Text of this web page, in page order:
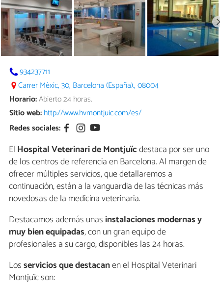
934237711
Carrer Mèxic, 30, Barcelona (España)., 08004
Horario:Abierto 24 horas.
Sitio web:http://www.hvmontjuic.com/es/
Redes sociales:
El Hospital Veterinari de Montjuïcdestaca por ser uno
de los centros de referencia en Barcelona. Al margen de
ofrecer múltiples servicios, que detallaremos a
continuación, están a la vanguardia de las técnicas más
novedosas de la medicina veterinaria.
Destacamos además unas instalaciones modernas y
muy bien equipadas, con un gran equipo de
profesionales a su cargo, disponibles las 24 horas.
Losservicios que destacanen el Hospital Veterinari
Montjuïc son: